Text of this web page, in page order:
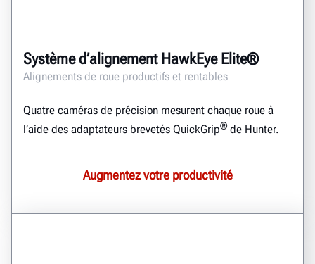
Système d’alignement HawkEye Elite®
Alignements de roue productifs et rentables
Quatre caméras de précision mesurent chaque roue à
l’aide des adaptateurs brevetés QuickGrip®de Hunter.
Augmentez votre productivité